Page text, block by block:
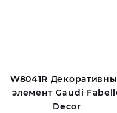
W8041R
элемент Gaudi
Decor